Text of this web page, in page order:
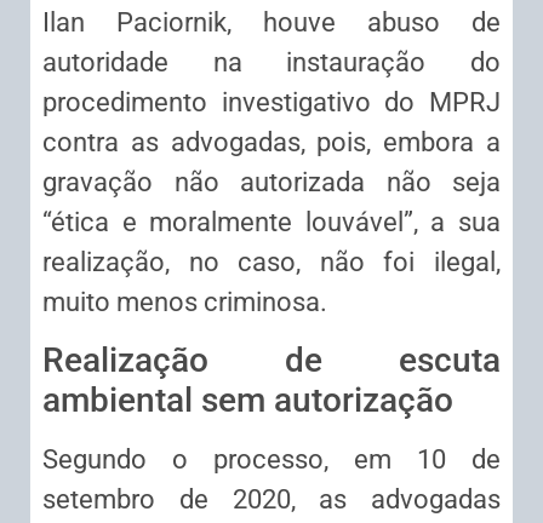
Ilan Paciornik, houve abuso de
autoridade na instauração do
procedimento investigativo do MPRJ
contra as advogadas, pois, embora a
gravação não autorizada não seja
“ética e moralmente louvável”, a sua
realização, no caso, não foi ilegal,
muito menos criminosa.
Realização de escuta
ambiental sem autorização
Segundo o processo, em 10 de
setembro de 2020, as advogadas